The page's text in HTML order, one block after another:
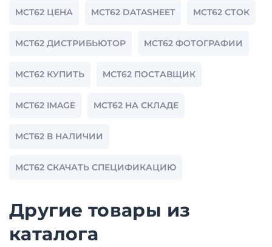
MCT62 ЦЕНА MCT62 DATASHEET MCT62 СТОК
MCT62 ДИСТРИБЬЮТОР MCT62 ФОТОГРАФИИ
MCT62 КУПИТЬ MCT62 ПОСТАВЩИК
MCT62 IMAGE MCT62 НА СКЛАДЕ
MCT62 В НАЛИЧИИ
MCT62 СКАЧАТЬ СПЕЦИФИКАЦИЮ
Другие товары из
каталога